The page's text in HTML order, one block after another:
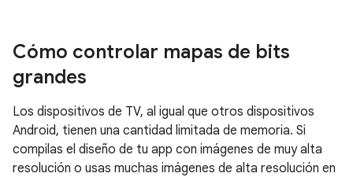
Cómo controlar mapas de bits
grandes
Los dispositivos de TV, al igual que otros dispositivos
Android, tienen una cantidad limitada de memoria. Si
compilas el diseño de tu app con imágenes de muy alta
resolución o usas muchas imágenes de alta resolución en